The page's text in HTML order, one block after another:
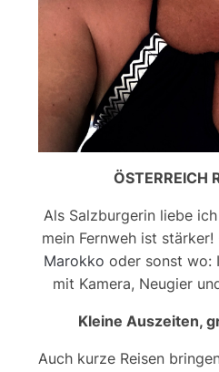
ÖSTERREICH
Als Salzburgerin liebe
mein Fernweh ist stärker!
Marokko oder sonst wo:
mit Kamera, Neugier
Kleine Auszeiten,
Auch kurze Reisen